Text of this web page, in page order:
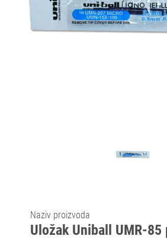
Naziv proizvoda
Uložak Uniball UMR-85